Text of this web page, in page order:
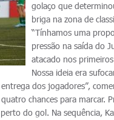
golaço que
briga na zona de
“Tínhamos uma
pressão na saída do
atacado nos
Nossa ideia era
dos jogadores”,
chances para marcar.
do gol. Na sequência,